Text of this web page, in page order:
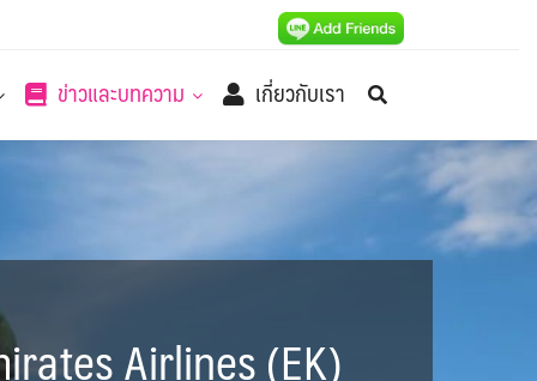
ข่าวและบทความ เกี่ยวกับเรา
Airlines (EK)